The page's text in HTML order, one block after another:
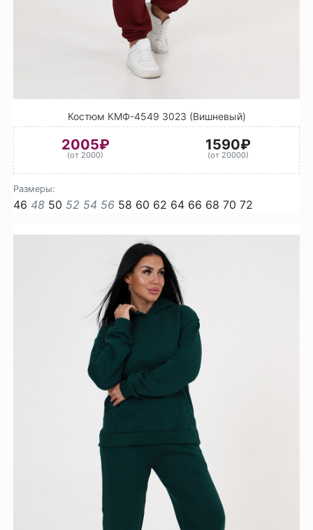
Костюм КМФ-4549 3023 (Вишневый)
2005₽
(от 2000)
1590₽
(от 20000)
Размеры:
46 48 50 52 54 56 58 60 62 64 66 68 70 72